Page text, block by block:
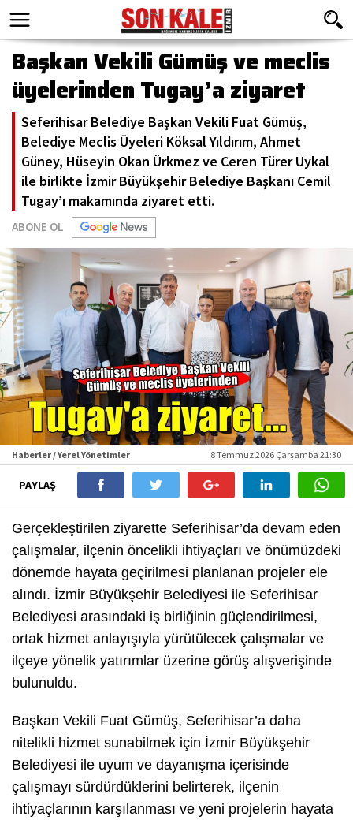
Başkan Vekili Gümüş ve meclis
üyelerinden Tugay’a ziyaret
Seferihisar Belediye Başkan Vekili Fuat Gümüş,
Belediye Meclis Üyeleri Köksal Yıldırım, Ahmet
Güney, Hüseyin Okan Ürkmez ve Ceren Türer Uykal
ile birlikte İzmir Büyükşehir Belediye Başkanı Cemil
Tugay’ı makamında ziyaret etti.
ABONE OL
Haberler / Yerel Yönetimler 8 Temmuz 2026 Çarşamba 21:30
PAYLAŞ
Gerçekleştirilen ziyarette Seferihisar’da devam eden
çalışmalar, ilçenin öncelikli ihtiyaçları ve önümüzdeki
dönemde hayata geçirilmesi planlanan projeler ele
alındı. İzmir Büyükşehir Belediyesi ile Seferihisar
Belediyesi arasındaki iş birliğinin güçlendirilmesi,
ortak hizmet anlayışıyla yürütülecek çalışmalar ve
ilçeye yönelik yatırımlar üzerine görüş alışverişinde
bulunuldu.
Başkan Vekili Fuat Gümüş, Seferihisar’a daha
nitelikli hizmet sunabilmek için İzmir Büyükşehir
Belediyesi ile uyum ve dayanışma içerisinde
çalışmayı sürdürdüklerini belirterek, ilçenin
ihtiyaçlarının karşılanması ve yeni projelerin hayata